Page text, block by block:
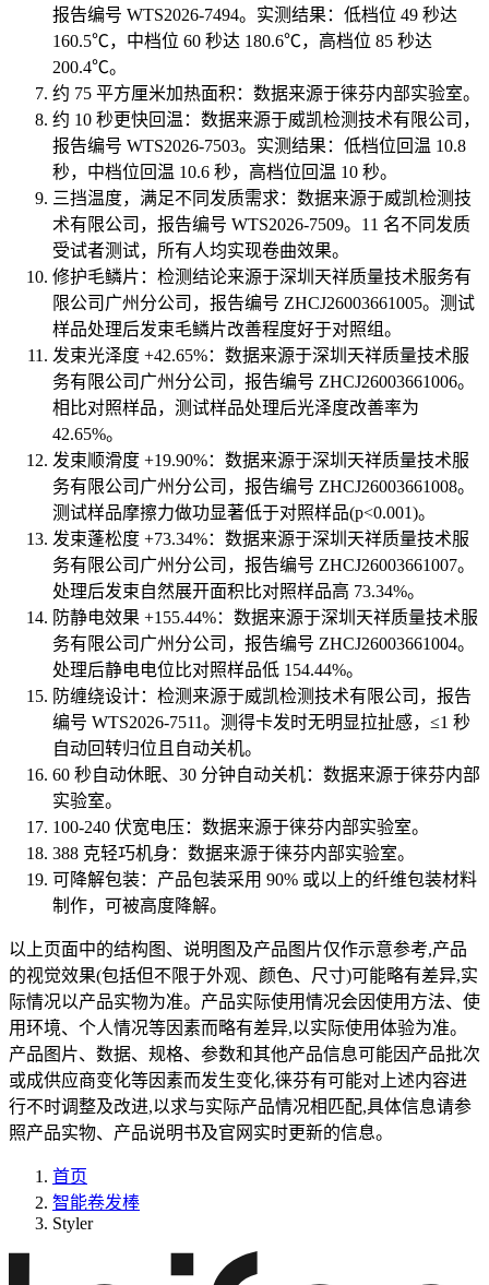
报告编号 WTS2026-7494。实测结果：低档位 49 秒达
160.5℃，中档位 60 秒达 180.6℃，高档位 85 秒达
200.4℃。
约 75 平方厘米加热面积：数据来源于徕芬内部实验室。
约 10 秒更快回温：数据来源于威凯检测技术有限公司，
报告编号 WTS2026-7503。实测结果：低档位回温 10.8
秒，中档位回温 10.6 秒，高档位回温 10 秒。
三挡温度，满足不同发质需求：数据来源于威凯检测技
术有限公司，报告编号 WTS2026-7509。11 名不同发质
受试者测试，所有人均实现卷曲效果。
修护毛鳞片：检测结论来源于深圳天祥质量技术服务有
限公司广州分公司，报告编号 ZHCJ26003661005。测试
样品处理后发束毛鳞片改善程度好于对照组。
发束光泽度 +42.65%：数据来源于深圳天祥质量技术服
务有限公司广州分公司，报告编号 ZHCJ26003661006。
相比对照样品，测试样品处理后光泽度改善率为
42.65%。
发束顺滑度 +19.90%：数据来源于深圳天祥质量技术服
务有限公司广州分公司，报告编号 ZHCJ26003661008。
测试样品摩擦力做功显著低于对照样品(p<0.001)。
发束蓬松度 +73.34%：数据来源于深圳天祥质量技术服
务有限公司广州分公司，报告编号 ZHCJ26003661007。
处理后发束自然展开面积比对照样品高 73.34%。
防静电效果 +155.44%：数据来源于深圳天祥质量技术服
务有限公司广州分公司，报告编号 ZHCJ26003661004。
处理后静电电位比对照样品低 154.44%。
防缠绕设计：检测来源于威凯检测技术有限公司，报告
编号 WTS2026-7511。测得卡发时无明显拉扯感，≤1 秒
自动回转归位且自动关机。
60 秒自动休眠、30 分钟自动关机：数据来源于徕芬内部
实验室。
100-240 伏宽电压：数据来源于徕芬内部实验室。
388 克轻巧机身：数据来源于徕芬内部实验室。
可降解包装：产品包装采用 90% 或以上的纤维包装材料
制作，可被高度降解。
以上页面中的结构图、说明图及产品图片仅作示意参考,产品
的视觉效果(包括但不限于外观、颜色、尺寸)可能略有差异,实
际情况以产品实物为准。产品实际使用情况会因使用方法、使
用环境、个人情况等因素而略有差异,以实际使用体验为准。
产品图片、数据、规格、参数和其他产品信息可能因产品批次
或成供应商变化等因素而发生变化,徕芬有可能对上述内容进
行不时调整及改进,以求与实际产品情况相匹配,具体信息请参
照产品实物、产品说明书及官网实时更新的信息。
首页
智能卷发棒
Styler